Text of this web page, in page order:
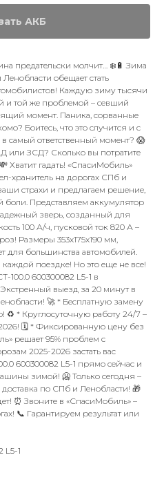
АКБ
предательски молчит… ❄️🔋 Зима
обещает стать
Каждую зиму тысячи
и той же проблемой – севший
момент. Паника, сорванные
Боитесь, что это случится и с
самый ответственный момент? 😱
или ЗСД? Сколько вы потратите
Хватит гадать! «СпасиМобиль»
хранитель на дорогах СПб и
страхи и предлагаем решение,
боли. Представляем аккумулятор
зверь, созданный для
100 А/ч, пусковой ток 820 А –
Размеры 353x175x190 мм,
для большинства автомобилей.
каждой поездке! Но это еще не все!
100.0 600300082 L5-1 в
выезд за 20 минут в
🚀 * Бесплатную замену
♻️ * Круглосуточную работу 24/7 –
🗓️ * Фиксированную цену без
решает 95% проблем с
2025-2026 застать вас
600300082 L5-1 прямо сейчас и
зимой! 🥶 Только сегодня –
по СПб и Ленобласти! 🎁
⏰ Звоните в «СпасиМобиль» –
📞 Гарантируем результат или
L5-1